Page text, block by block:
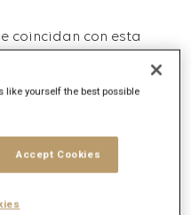
coincidan con esta
o Registrarse
like yourself the best possible
Accept Cookies